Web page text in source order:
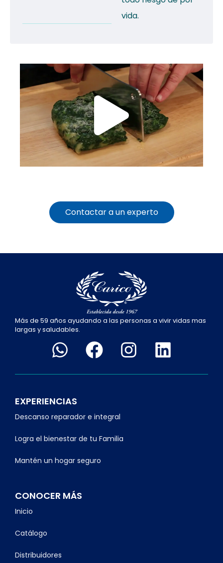
vida.
Contactar a un experto
Más de 59 años ayudando a las personas a vivir vidas mas
largas y saludables.
EXPERIENCIAS
Descanso reparador e integral
Logra el bienestar de tu Familia
Mantén un hogar seguro
CONOCER MÁS
Inicio
Catálogo
Distribuidores